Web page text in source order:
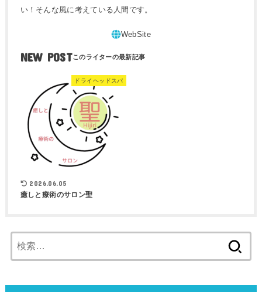
い！そんな風に考えている人間です。
NEW POST
ドライヘッドスパ
2026.06.05
癒しと療術のサロン聖
索: